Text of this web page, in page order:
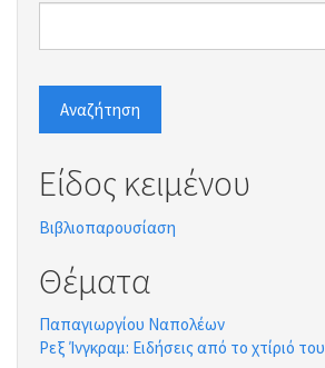
Αναζήτηση
Είδος κειμένου
Βιβλιοπαρουσίαση
Θέματα
Παπαγιωργίου Ναπολέων
Ρεξ Ίνγκραμ: Ειδήσεις από το χτίριό του